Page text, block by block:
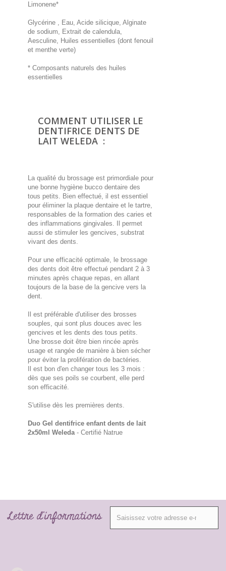
Limonene*
Glycérine , Eau, Acide silicique, Alginate
de sodium, Extrait de calendula,
Aesculine, Huiles essentielles (dont fenouil
et menthe verte)
* Composants naturels des huiles
essentielles
COMMENT UTILISER LE
DENTIFRICE DENTS DE
LAIT WELEDA :
La qualité du brossage est primordiale pour
une bonne hygiène bucco dentaire des
tous petits. Bien effectué, il est essentiel
pour éliminer la plaque dentaire et le tartre,
responsables de la formation des caries et
des inflammations gingivales. Il permet
aussi de stimuler les gencives, substrat
vivant des dents.
Pour une efficacité optimale, le brossage
des dents doit être effectué pendant 2 à 3
minutes après chaque repas, en allant
toujours de la base de la gencive vers la
dent.
Il est préférable d'utiliser des brosses
souples, qui sont plus douces avec les
gencives et les dents des tous petits.
Une brosse doit être bien rincée après
usage et rangée de manière à bien sécher
pour éviter la prolifération de bactéries.
Il est bon d'en changer tous les 3 mois :
dès que ses poils se courbent, elle perd
son efficacité.
S'utilise dès les premières dents.
Duo Gel dentifrice enfant dents de lait
2x50ml Weleda- Certifié Natrue
Lettre d'informations